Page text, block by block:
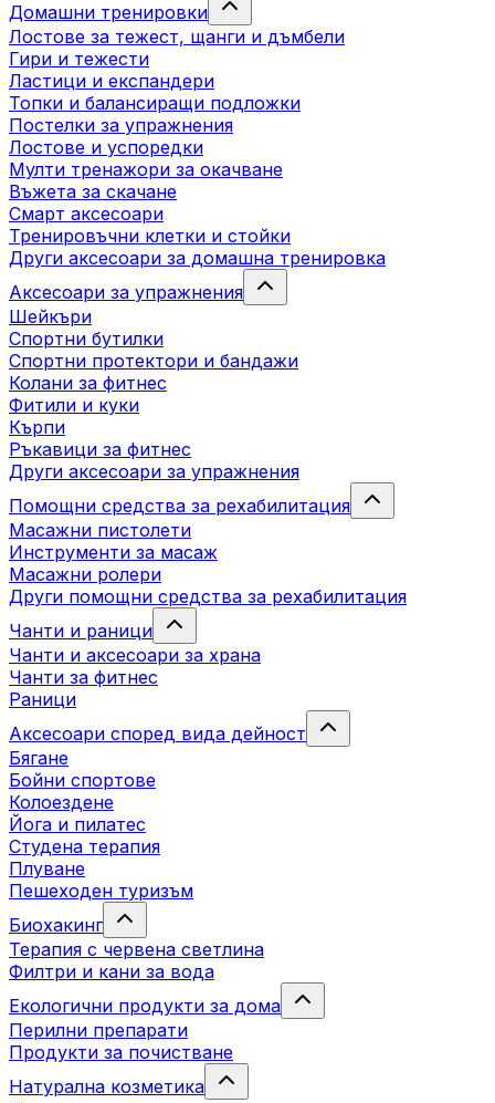
Домашни тренировки
Лостове за тежест, щанги и дъмбели
Гири и тежести
Ластици и експандери
Топки и балансиращи подложки
Постелки за упражнения
Лостове и успоредки
Мулти тренажори за окачване
Въжета за скачане
Смарт аксесоари
Тренировъчни клетки и стойки
Други аксесоари за домашна тренировка
Аксесоари за упражнения
Шейкъри
Спортни бутилки
Спортни протектори и бандажи
Колани за фитнес
Фитили и куки
Кърпи
Ръкавици за фитнес
Други аксесоари за упражнения
Помощни средства за рехабилитация
Масажни пистолети
Инструменти за масаж
Масажни ролери
Други помощни средства за рехабилитация
Чанти и раници
Чанти и аксесоари за храна
Чанти за фитнес
Раници
Аксесоари според вида дейност
Бягане
Бойни спортове
Колоездене
Йога и пилатес
Студена терапия
Плуване
Пешеходен туризъм
Биохакинг
Терапия с червена светлина
Филтри и кани за вода
Екологични продукти за дома
Перилни препарати
Продукти за почистване
Натурална козметика